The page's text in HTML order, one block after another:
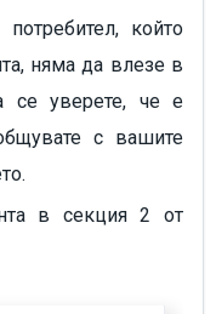
който
няма да влезе в
се уверете, че е
с вашите
в секция 2 от